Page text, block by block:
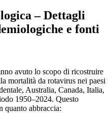
– Dettagli
e fonti
avuto lo scopo di ricostruire
mortalità da rotavirus nei paesi
Australia, Canada, Italia,
1950–2024. Questo
quanto abbraccia: